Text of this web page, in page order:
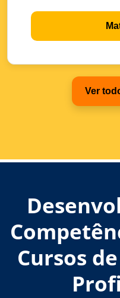
Ver
Cursos